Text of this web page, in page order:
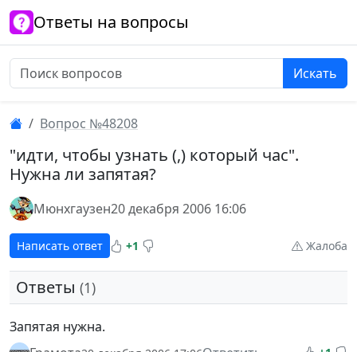
Ответы на вопросы
Искать
Вопрос №48208
"идти, чтобы узнать (,) который час".
Нужна ли запятая?
Мюнхгаузен20 декабря 2006 16:06
Написать ответ +1 Жалоба
Ответы (1)
Запятая нужна.